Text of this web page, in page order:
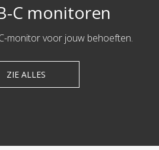
C monitoren
monitor voor jouw behoeften.
ZIE ALLES